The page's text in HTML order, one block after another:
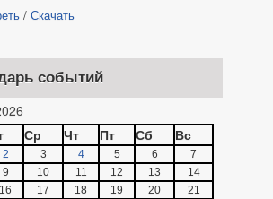
/ Скачать
событий
Ср Чт Пт Сб Вс
2 3 4 5 6
7
9
10 11 12 13
14
16
17 18 19 20
21